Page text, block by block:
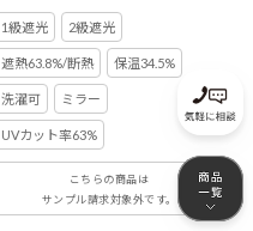
1級遮光 2級遮光
遮熱63.8%/断熱 保温34.5%
洗濯可 ミラー
UVカット率63%
こちらの商品は
サンプル請求対象外です。